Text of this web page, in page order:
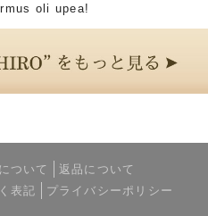
oli upea!
ついて
返品について
表記 プライバシーポリシー